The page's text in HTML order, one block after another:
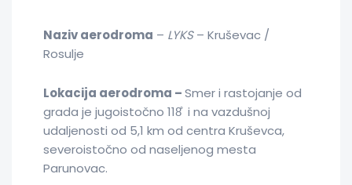
Naziv aerodroma – LYKS– Kruševac /
Rosulјe
Lokacija aerodroma –Smer i rastojanje od
grada je jugoistočno 118̊ i na vazdušnoj
udalјenosti od 5,1 km od centra Kruševca,
severoistočno od naselјenog mesta
Parunovac.